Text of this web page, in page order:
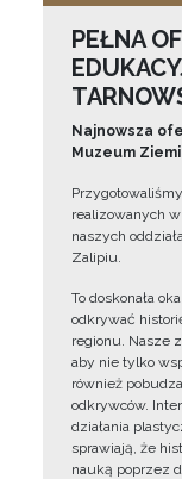
PEŁNA
Najnowsza
Muzeum
realizowanych
naszych
Zalipiu.
To doskonała
odkrywać
regionu. Nasze
aby nie tylko
również
odkrywców.
działania
sprawiają, że
nauką poprzez